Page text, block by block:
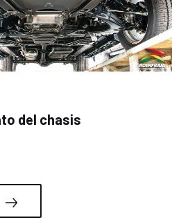
del chasis